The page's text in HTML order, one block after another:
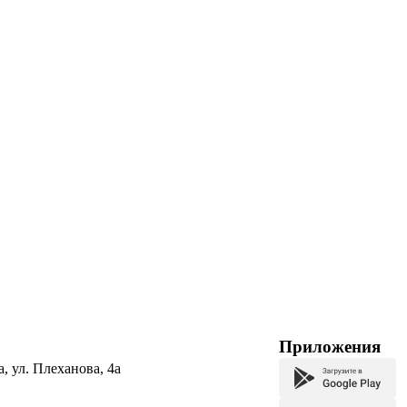
ул. Плеханова, 4а
Приложения